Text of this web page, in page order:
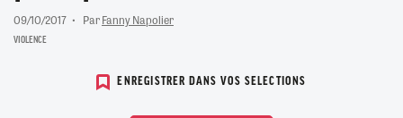
09/10/2017 ParFanny Napolier
VIOLENCE
ENREGISTRER DANS VOS SELECTIONS